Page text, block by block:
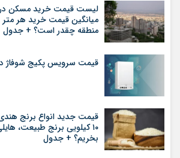
میانگین قیمت خرید هر متر
منطقه چقدر است؟ + جدول
قیمت سرویس پکیج شوفاژ
۱۰ کیلویی برنج طبیعت،
بخریم؟ + جدول